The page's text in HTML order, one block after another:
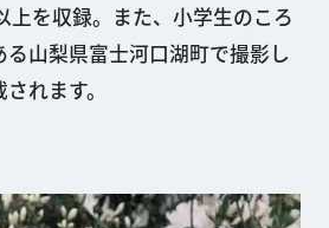
上を収録。また、小学生のころ
山梨県富士河口湖町で撮影し
れます。